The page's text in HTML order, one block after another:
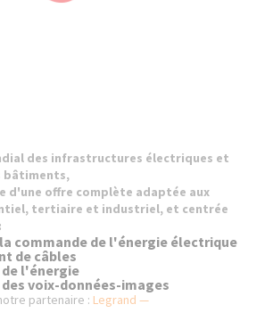
des infrastructures électriques et
bâtiments,
d'une offre complète adaptée aux
tertiaire et industriel, et centrée
commande de l'énergie électrique
de câbles
l'énergie
voix-données-images
partenaire : Legrand —